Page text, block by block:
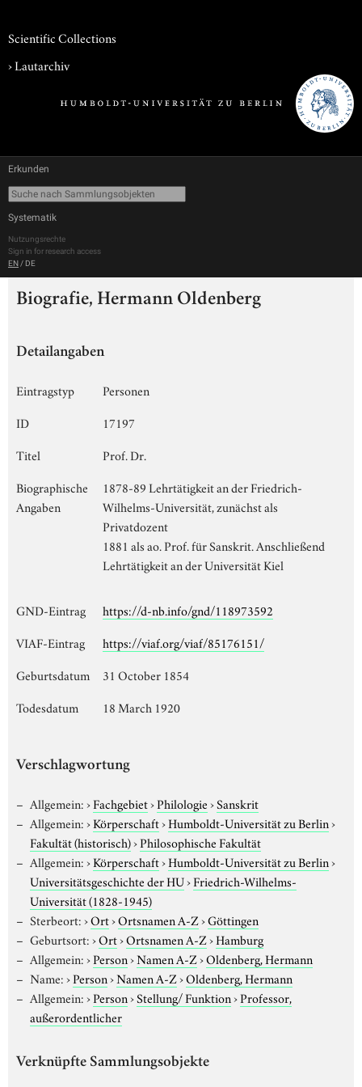
Scientific Collections
›Lautarchiv
Erkunden
Systematik
Nutzungsrechte
Sign in for research access
EN / DE
Biografie, Hermann Oldenberg
Detailangaben
Eintragstyp
Personen
ID
17197
Titel
Prof. Dr.
Biographische
Angaben
1878-89 Lehrtätigkeit an der Friedrich-
Wilhelms-Universität, zunächst als
Privatdozent
1881 als ao. Prof. für Sanskrit. Anschließend
Lehrtätigkeit an der Universität Kiel
GND-Eintrag
https://d-nb.info/gnd/118973592
VIAF-Eintrag
https://viaf.org/viaf/85176151/
Geburtsdatum
31 October 1854
Todesdatum
18 March 1920
Verschlagwortung
Allgemein:›Fachgebiet›Philologie›Sanskrit
Allgemein:›Körperschaft›Humboldt-Universität zu Berlin›
Fakultät (historisch)›Philosophische Fakultät
Allgemein:›Körperschaft›Humboldt-Universität zu Berlin›
Universitätsgeschichte der HU›Friedrich-Wilhelms-
Universität (1828-1945)
Sterbeort:›Ort›Ortsnamen A-Z›Göttingen
Geburtsort:›Ort›Ortsnamen A-Z›Hamburg
Allgemein:›Person›Namen A-Z›Oldenberg, Hermann
Name:›Person›Namen A-Z›Oldenberg, Hermann
Allgemein:›Person›Stellung/ Funktion›Professor,
außerordentlicher
Verknüpfte Sammlungsobjekte